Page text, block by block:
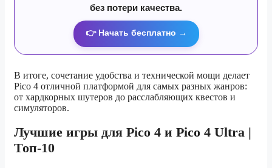
без потери качества.
👉 Начать бесплатно →
В итоге, сочетание удобства и технической мощи делает
Pico 4 отличной платформой для самых разных жанров:
от хардкорных шутеров до расслабляющих квестов и
симуляторов.
Лучшие игры для Pico 4 и Pico 4 Ultra |
Топ-10